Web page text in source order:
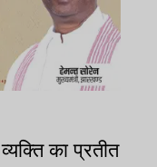
का प्रतीत